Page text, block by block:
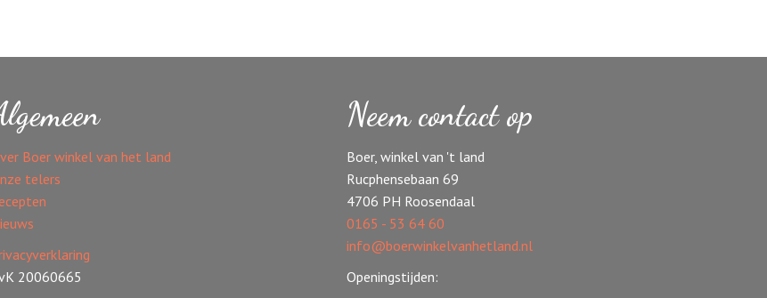
Boer winkel van het land
telers
20060665
Neem contact op
Boer, winkel van 't land
Rucphensebaan 69
4706 PH Roosendaal
0165 - 53 64 60
info@boerwinkelvanhetland.nl
Openingstijden: